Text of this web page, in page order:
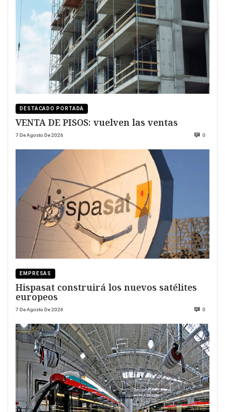
DESTACADO PORTADA
VENTA DE PISOS: vuelven las ventas
7 De Agosto De 2026 0
EMPRESAS
Hispasat construirá los nuevos satélites
europeos
7 De Agosto De 2026 0